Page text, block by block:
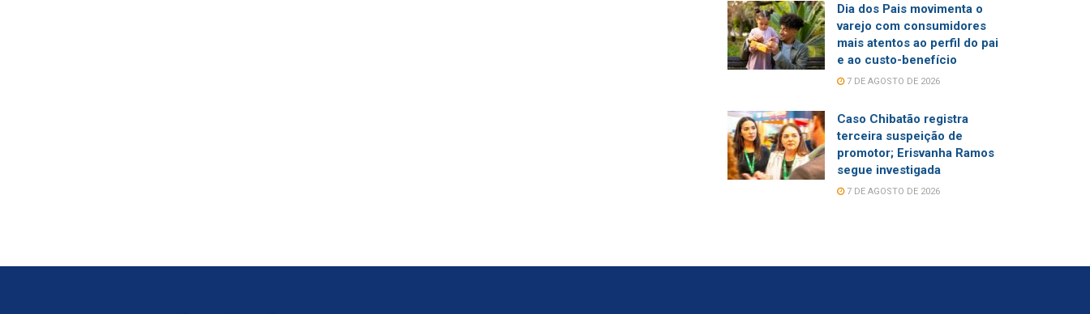
Dia dos Pais movimenta o
varejo com consumidores
mais atentos ao perfil do pai
e ao custo-benefício
7 DE AGOSTO DE 2026
Caso Chibatão registra
terceira suspeição de
promotor; Erisvanha Ramos
segue investigada
7 DE AGOSTO DE 2026